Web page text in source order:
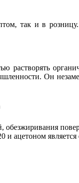
так и в
растворять
Он
ацетоном